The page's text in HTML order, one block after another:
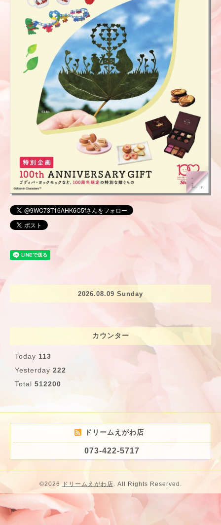
2026.08.09 Sunday
カウンター
Today 113
Yesterday 222
Total 512200
ドリームえがわ店
073-422-5717
©2026 ドリームえがわ店. All Rights Reserved.